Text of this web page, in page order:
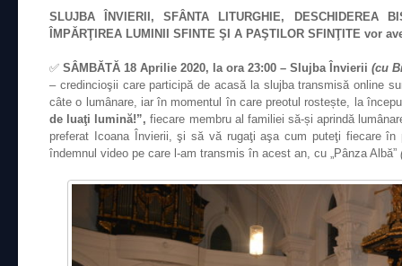
SLUJBA ÎNVIERII, SFÂNTA LITURGHIE, DESCHIDEREA
ÎMPĂRŢIREA LUMINII SFINTE ŞI A PAŞTILOR SFINŢITE vor
✅ SÂMBĂTĂ 18 Aprilie 2020, la ora 23:00 – Slujba Învierii (cu
– credincioşii care participă de acasă la slujba transmisă online
câte o lumânare, iar în momentul în care preotul rostește, la
de luaţi lumină!”, fiecare membru al familiei să-și aprindă
preferat Icoana Învierii, şi să vă rugaţi aşa cum puteţi fiecare
îndemnul video pe care l-am transmis în acest an, cu „Pânza Albă”